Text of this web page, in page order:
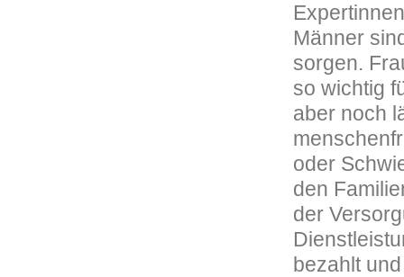
Männer
sorgen.
so wichtig
aber noch
oder
den
der
bezahlt